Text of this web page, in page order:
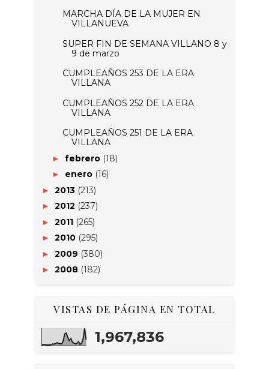
MARCHA DÍA DE LA MUJER EN
VILLANUEVA
SUPER FIN DE SEMANA VILLANO 8 y
9 de marzo
CUMPLEAÑOS 253 DE LA ERA
VILLANA
CUMPLEAÑOS 252 DE LA ERA
VILLANA
CUMPLEAÑOS 251 DE LA ERA
VILLANA
► febrero (18)
► enero (16)
► 2013 (213)
► 2012 (237)
► 2011 (265)
► 2010 (295)
► 2009 (380)
► 2008 (182)
VISTAS DE PÁGINA EN TOTAL
1,967,836